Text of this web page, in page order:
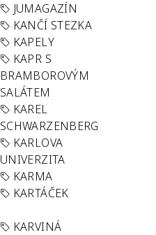
JUMAGAZÍN
KANČÍ STEZKA
KAPELY
KAPR S
BRAMBOROVÝM
SALÁTEM
KAREL
SCHWARZENBERG
KARLOVA
UNIVERZITA
KARMA
KARTÁČEK
KARVINÁ